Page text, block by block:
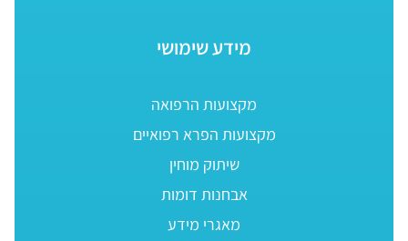
מידע שימושי
מקצועות הרפואה
מקצועות הפרא רפואיים
שיתוק מוחין
אבחנות דומות
מאגרי מידע